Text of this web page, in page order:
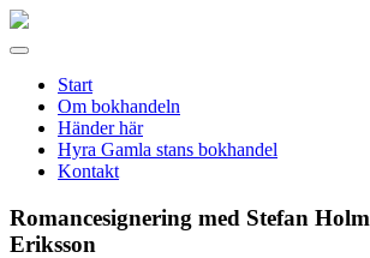
Gamla
Meny
Start
Om bokhandeln
Händer här
Hyra Gamla stans bokhandel
Kontakt
Romancesignering med Stefan Holm
Eriksson